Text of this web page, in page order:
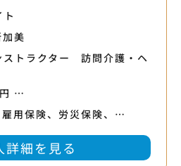
美
トラクター
訪問介護・ヘ
…
用保険、労災保険、…
詳細を見る